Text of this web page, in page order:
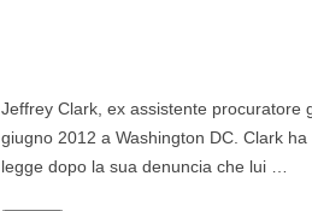
Jeffrey Clark, ex assistente procuratore
giugno 2012 a Washington DC. Clark
legge dopo la sua denuncia che lui …